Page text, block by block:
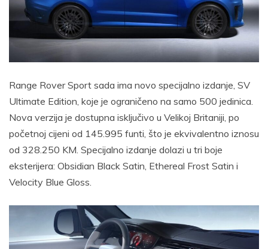
Range Rover Sport sada ima novo specijalno izdanje, SV
Ultimate Edition, koje je ograničeno na samo 500 jedinica.
Nova verzija je dostupna isključivo u Velikoj Britaniji, po
početnoj cijeni od 145.995 funti, što je ekvivalentno iznosu
od 328.250 KM. Specijalno izdanje dolazi u tri boje
eksterijera: Obsidian Black Satin, Ethereal Frost Satin i
Velocity Blue Gloss.